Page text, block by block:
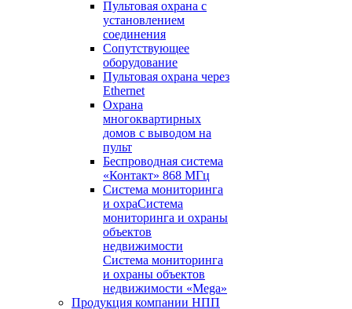
Пультовая охрана с
установлением
соединения
Сопутствующее
оборудование
Пультовая охрана через
Ethernet
Охрана
многоквартирных
домов с выводом на
пульт
Беспроводная система
«Контакт» 868 МГц
Система мониторинга
и охраСистема
мониторинга и охраны
объектов
недвижимости
Система мониторинга
и охраны объектов
недвижимости «Mega»
Продукция компании НПП